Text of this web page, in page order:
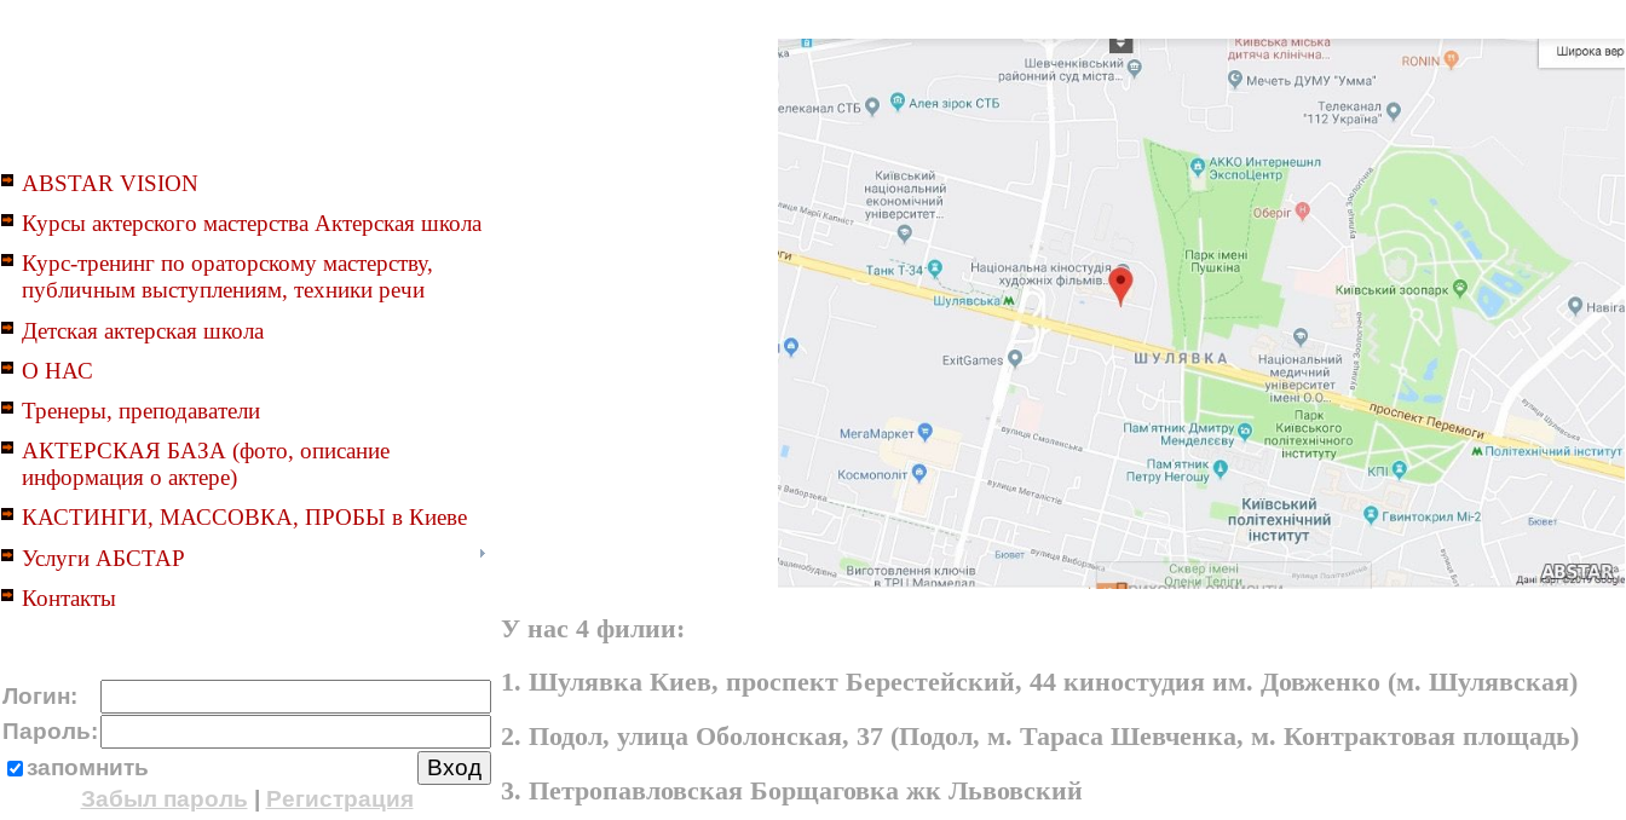
ABSTAR VISION
Курсы актерского мастерства Актерская школа
Курс-тренинг по ораторскому мастерству,
публичным выступлениям, техники речи
Детская актерская школа
О НАС
Тренеры, преподаватели
АКТЕРСКАЯ БАЗА (фото, описание
информация о актере)
КАСТИНГИ, МАССОВКА, ПРОБЫ в Киеве
Услуги АБСТАР
Контакты
Логин:
Пароль:
запомнить
Забыл пароль
Регистрация
У нас 4 филии:
1. Шулявка Киев, проспект Берестейский, 44 киностудия им. Довженко (м. Шулявская)
2. Подол, улица Оболонская, 37 (Подол, м. Тараса Шевченка, м. Контрактовая площадь)
3. Петропавловская Борщаговка жк Львовский